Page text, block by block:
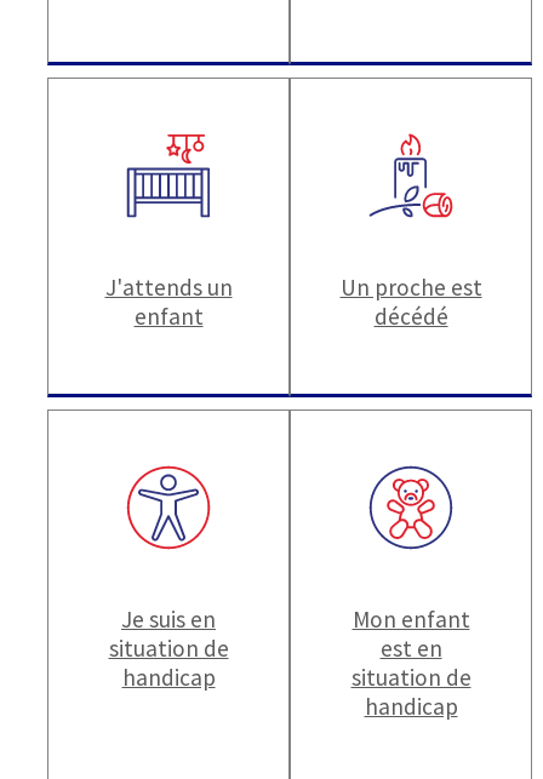
J'attends un
enfant
Un proche est
décédé
Je suis en
situation de
handicap
Mon enfant
est en
situation de
handicap